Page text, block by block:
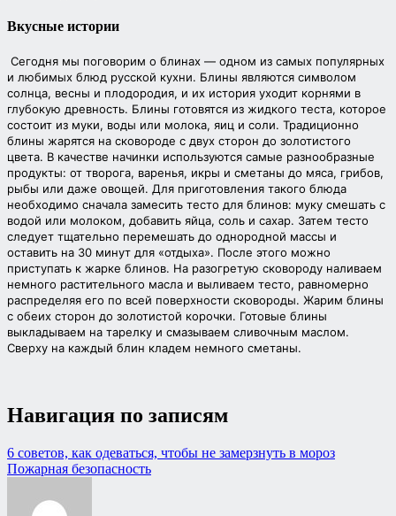
Вкусные истории
Сегодня мы поговорим о блинах — одном из самых популярных
и любимых блюд русской кухни. Блины являются символом
солнца, весны и плодородия, и их история уходит корнями в
глубокую древность. Блины готовятся из жидкого теста, которое
состоит из муки, воды или молока, яиц и соли. Традиционно
блины жарятся на сковороде с двух сторон до золотистого
цвета. В качестве начинки используются самые разнообразные
продукты: от творога, варенья, икры и сметаны до мяса, грибов,
рыбы или даже овощей. Для приготовления такого блюда
необходимо сначала замесить тесто для блинов: муку смешать с
водой или молоком, добавить яйца, соль и сахар. Затем тесто
следует тщательно перемешать до однородной массы и
оставить на 30 минут для «отдыха». После этого можно
приступать к жарке блинов. На разогретую сковороду наливаем
немного растительного масла и выливаем тесто, равномерно
распределяя его по всей поверхности сковороды. Жарим блины
с обеих сторон до золотистой корочки. Готовые блины
выкладываем на тарелку и смазываем сливочным маслом.
Сверху на каждый блин кладем немного сметаны.
Навигация по записям
6 советов, как одеваться, чтобы не замерзнуть в мороз
Пожарная безопасность